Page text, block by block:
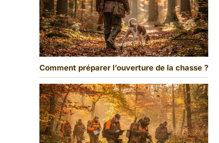
Comment préparer l’ouverture de la chasse ?